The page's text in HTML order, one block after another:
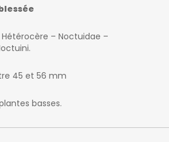
– Noctuidae –
45 et 56 mm
basses.